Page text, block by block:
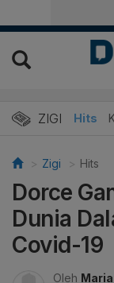
ZIGI Hits
Zigi Hits
Dorce
Dunia
Covid-19
Oleh